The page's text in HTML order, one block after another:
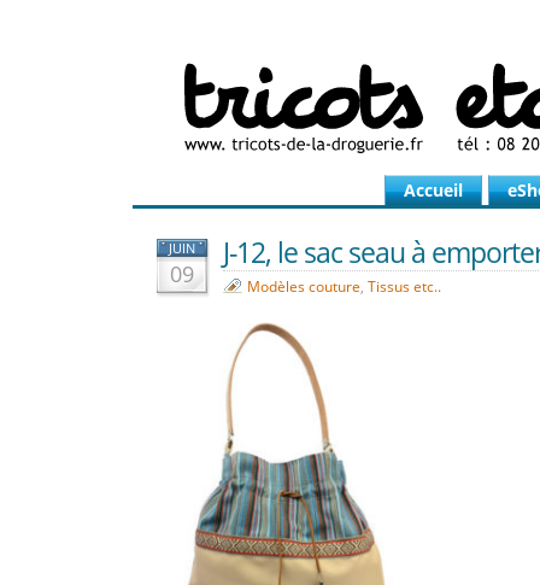
Accueil
JUIN
09
J-12, le sac seau à
Modèles couture, Tissus etc..